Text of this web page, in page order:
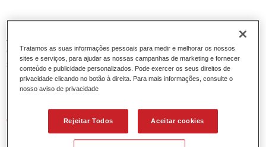
A Permafleet Base Concentrada 600 permite misturar as
cores para veículos comerciais da tinta Permafleet nas
séries 630, 670 e 675. Pode igualmente ser utilizada para
misturar diferentes tintas industriais PercoTop e Permacron
Esmalte 730.
Características do produto
Contém pigmentos de alta qualidade para cores lisas.
Tratamos as suas informações pessoais para medir e melhorar os nossos
sites e serviços, para ajudar as nossas campanhas de marketing e fornecer
conteúdo e publicidade personalizados. Pode exercer os seus direitos de
privacidade clicando no botão à direita. Para mais informações, consulte o
nosso aviso de privacidade
Rejeitar Todos Aceitar cookies